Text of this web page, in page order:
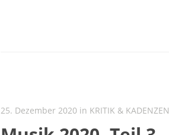
25. Dezember 2020 in KRITIK & KADENZEN